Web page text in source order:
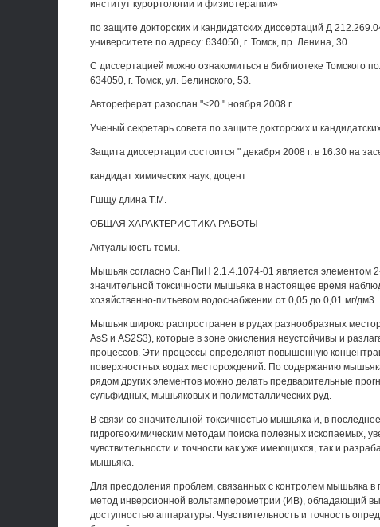
институт курортологии и физиотерапии»
по защите докторских и кандидатских диссертаций Д
университете по адресу: 634050, г. Томск, пр. Ленина, 30.
С диссертацией можно ознакомиться в библиотеке Томского
634050, г. Томск, ул. Белинского, 53.
Автореферат разослан "<20 " ноября 2008 г.
Ученый секретарь совета по защите докторских и
Защита диссертации состоится " декабря 2008 г. в 16.30 на
кандидат химических наук, доцент
Гшщу длина Т.М.
ОБЩАЯ ХАРАКТЕРИСТИКА РАБОТЫ
Актуальность темы.
Мышьяк согласно СанПиН 2.1.4.1074-01 является элементом
значительной токсичности мышьяка в настоящее время
хозяйственно-питьевом водоснабжении от 0,05 до 0,01 мг/дм3.
Мышьяк широко распространен в рудах разнообразных
AsS и AS2S3), которые в зоне окисления неустойчивы и
процессов. Эти процессы определяют повышенную
поверхностных водах месторождений. По содержанию
рядом других элементов можно делать предварительные
сульфидных, мышьяковых и полиметаллических руд.
В связи со значительной токсичностью мышьяка и, в
гидрогеохимическим методам поиска полезных ископаемых,
чувствительности и точности как уже имеющихся, так и
мышьяка.
Для преодоления проблем, связанных с контролем мышьяка в
метод инверсионной вольтамперометрии (ИВ), обладающий
доступностью аппаратуры. Чувствительность и точность